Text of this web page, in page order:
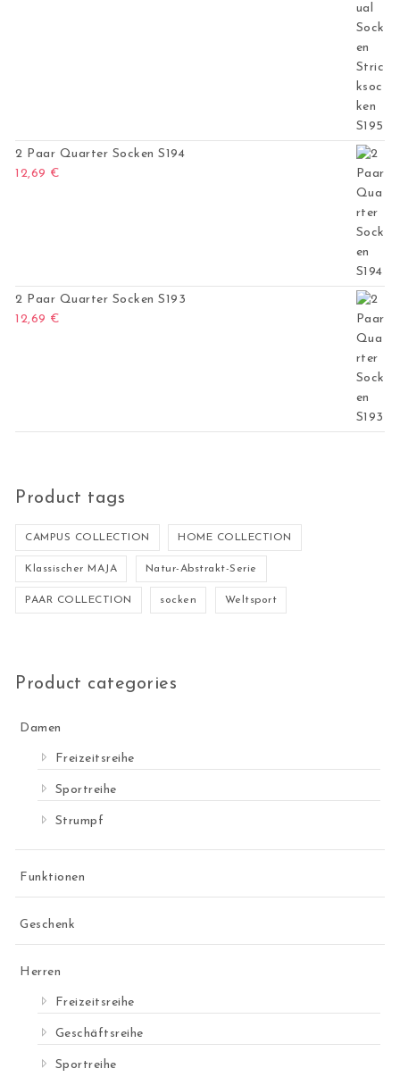
2 Paar Quarter Socken S194
12,69 €
2 Paar Quarter Socken S193
12,69 €
Product tags
CAMPUS COLLECTION HOME COLLECTION
Klassischer MAJA Natur-Abstrakt-Serie
PAAR COLLECTION socken Weltsport
Product categories
Damen
Freizeitsreihe
Sportreihe
Strumpf
Funktionen
Geschenk
Herren
Freizeitsreihe
Geschäftsreihe
Sportreihe